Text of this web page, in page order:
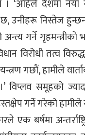
। ‘अहिले देशमा
उनीहरू निस्तेज
गर्ने गृहमन्त्रीको
विरोधी तत्व
गछौं, हामीले
विप्लव समूहको
गर्ने गरेको हामीले
एक बर्षमा